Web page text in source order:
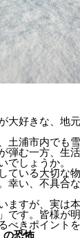
大好きな、地
土浦市内でも
弾む一方、生
でしょうか。
ている大切な
幸い、不具合
ますが、実は
です。皆様が
べきポイント
の恐怖